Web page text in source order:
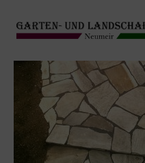
UND
LANDSCHAFTSBAU
NEUMEIR